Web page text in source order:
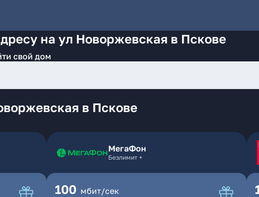
на ул Новоржевская в Пскове
свой дом
в Пскове
МегаФон
Безлимит +
100 мбит/сек